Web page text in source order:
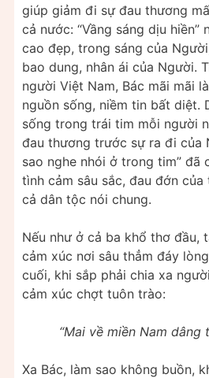
giúp giảm đi sự đau thương
cả nước: “Vầng sáng dịu hiền”
cao đẹp, trong sáng của
bao dung, nhân ái của Người.
người Việt Nam, Bác mãi mãi
nguồn sống, niềm tin bất diệt.
sống trong trái tim mỗi người
đau thương trước sự ra đi của
sao nghe nhói ở trong tim” đã
tình cảm sâu sắc, đau đớn
cả dân tộc nói chung.
Nếu như ở cả ba khổ thơ đầu,
cảm xúc nơi sâu thẳm đáy
cuối, khi sắp phải chia xa
cảm xúc chợt tuôn trào:
“Mai về miền Nam dâng
Xa Bác, làm sao không buồn,